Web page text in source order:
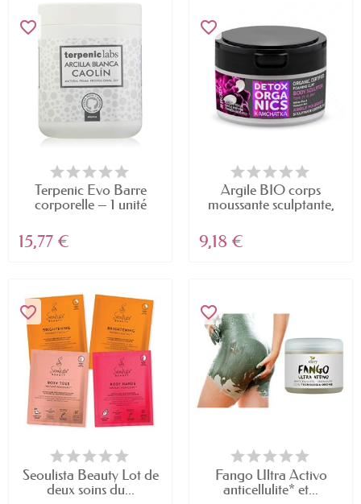
favorite_border
Terpenic Evo Barre
corporelle – 1 unité
15,77 €
favorite_border
Argile BIO corps
moussante sculptante,
9,18 €
favorite_border
Seoulista Beauty Lot de
deux soins du...
favorite_border
Fango Ultra Activo
anticellulite* et...